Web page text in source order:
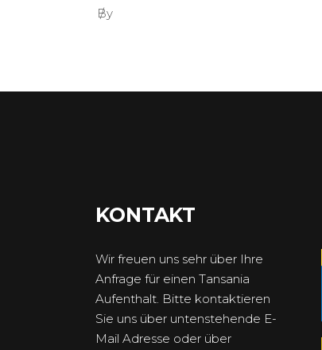
By
KONTAKT
Wir freuen uns sehr über Ihre
Anfrage für einen Tansania
Aufenthalt. Bitte kontaktieren
Sie uns über untenstehende E-
Mail Adresse oder über